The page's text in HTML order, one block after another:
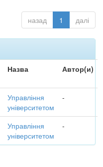
назад 1 далі
Назва Автор(и)
Управління
університетом
-
Управління
університетом
-